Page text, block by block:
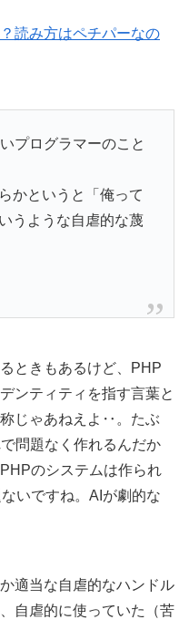
読み方はペチパーなの
プログラマーのこと
かというと「俺って
うような自虐的な蔑
ときもあるけど、PHP
ンティティを指す言葉と
じゃあねえよ‥。たぶ
問題なく作れるんだか
のシステムは作られ
いですね。AIが劇的な
適当な自虐的なハンドル
自虐的に使っていた（苦